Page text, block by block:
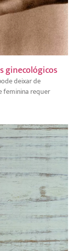
ginecológicos
deixar de
feminina requer